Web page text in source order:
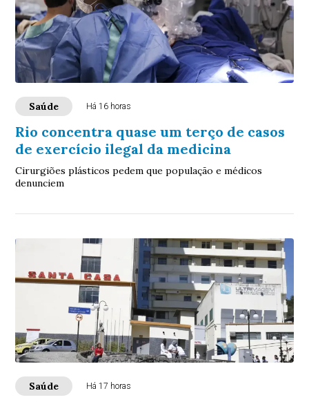
Saúde Há 16 horas
Rio concentra quase um terço de casos
de exercício ilegal da medicina
Cirurgiões plásticos pedem que população e médicos
denunciem
Saúde Há 17 horas